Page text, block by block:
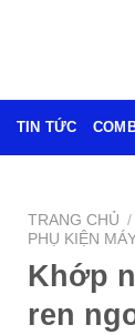
TIN TỨC
TRANG CHỦ /
PHỤ KIỆN
Khớp
ren